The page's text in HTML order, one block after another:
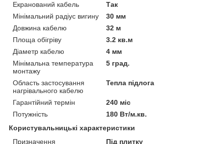
Екранований кабель
Так
Мінімальний радіус вигину
30 мм
Довжина кабелю
32 м
Площа обігріву
3.2 кв.м
Діаметр кабелю
4 мм
Мінімальна температура
монтажу
5 град.
Область застосування
нагрівального кабелю
Тепла підлога
Гарантійний термін
240 міс
Потужність
180 Вт/м.кв.
Користувальницькі характеристики
Призначення
Під плитку